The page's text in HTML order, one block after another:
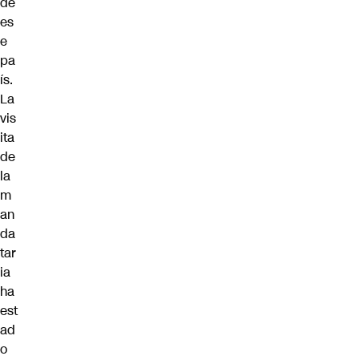
es
e
pa
ís.
La
vis
ita
de
la
m
an
da
tar
ia
ha
est
ad
o